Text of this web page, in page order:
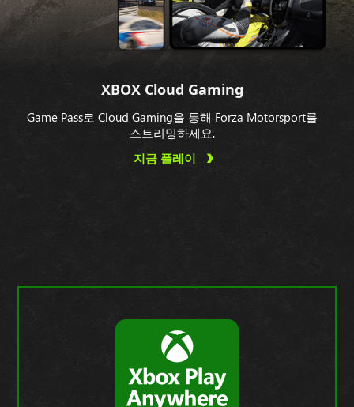
XBOX Cloud Gaming
Game Pass로 Cloud Gaming을 통해 Forza Motorsport를
스트리밍하세요.
지금 플레이